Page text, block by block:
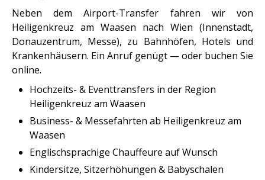
Neben dem Airport-Transfer fahren wir von
Heiligenkreuz am Waasen nach Wien (Innenstadt,
Donauzentrum, Messe), zu Bahnhöfen, Hotels und
Krankenhäusern. Ein Anruf genügt — oder buchen Sie
online.
Hochzeits- & Eventtransfers in der Region
Heiligenkreuz am Waasen
Business- & Messefahrten ab Heiligenkreuz am
Waasen
Englischsprachige Chauffeure auf Wunsch
Kindersitze, Sitzerhöhungen & Babyschalen